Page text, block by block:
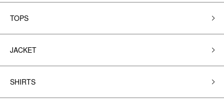
TOPS
JACKET
SHIRTS